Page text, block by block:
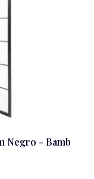
Negro - Bamb